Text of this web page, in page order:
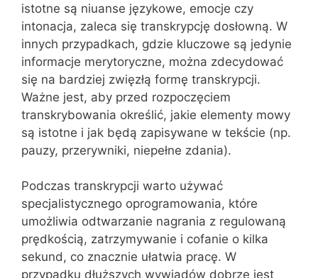
istotne są niuanse językowe, emocje czy
intonacja, zaleca się transkrypcję dosłowną. W
innych przypadkach, gdzie kluczowe są jedynie
informacje merytoryczne, można zdecydować
się na bardziej zwięzłą formę transkrypcji.
Ważne jest, aby przed rozpoczęciem
transkrybowania określić, jakie elementy mowy
są istotne i jak będą zapisywane w tekście (np.
pauzy, przerywniki, niepełne zdania).
Podczas transkrypcji warto używać
specjalistycznego oprogramowania, które
umożliwia odtwarzanie nagrania z regulowaną
prędkością, zatrzymywanie i cofanie o kilka
sekund, co znacznie ułatwia pracę. W
przypadku dłuższych wywiadów dobrze jest